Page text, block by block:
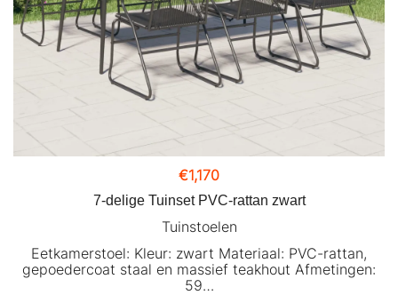
€1,170
7-delige Tuinset PVC-rattan zwart
Tuinstoelen
Eetkamerstoel: Kleur: zwart Materiaal: PVC-rattan,
gepoedercoat staal en massief teakhout Afmetingen:
59…